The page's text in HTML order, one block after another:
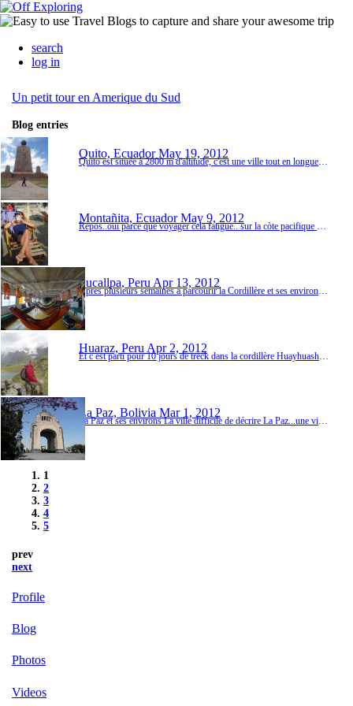
search
log in
Un petit tour en Amerique du Sud
Blog entries
Quito, Ecuador May 19, 2012
Montañita, Ecuador May 9, 2012
Repos..oui parce que voyager cela fatigue.. sur la còte pacifique de l'Equateur à Montañita (ville touristique et festive mais assez charmante) et Puerto Lopez. Une semaine de plages, cocktails, lecture, sieste, ananas et ceviche trop bons (poisson cuit au citron)
Pucallpa, Peru Apr 13, 2012
Apres plusieurs semaines a parcourir la Cordillère et ses environs, désormais c est la forêt amazonienne coté Perou qui nous attend.Il existe pas mal de possibilités pour explorer la selva. On ne va pas choisir la plus simple d' accès : direction Iquitos au nord Perou. Cette ville est seulement joignable par voie fluviale ou par les airs. On choisit le bateau, et on fait bien, c est un moment mémorable du voyage!!!Nous embarquons sur Henry cinco. ...
Huaraz, Peru Apr 2, 2012
La Paz, Bolivia Mar 1, 2012
La Paz et ses environs La ville difficile de décrire La Paz...une ville d'environ 1 million d'habitants située a 3600 m d'altitude. La ville est accrochée à la montagne et descend en pente raide. Des maisons en briques rouges partout, des cholitas (femmes aymaras ou quechuas habillées en costume traditionnel ), des rues tortueuses, des klaxons...Le quartier oú nous logeons est un veritable marché j ai adoré flané dans le marché aux fruits et légumes ...
1
2
3
4
5
prev
next
Profile
Blog
Photos
Videos